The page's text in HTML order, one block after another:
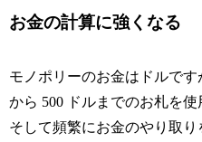
お金の計算に強くなる
モノポリーのお金はドルです
から 500 ドルまでのお札を使
そして頻繁にお金のやり取り